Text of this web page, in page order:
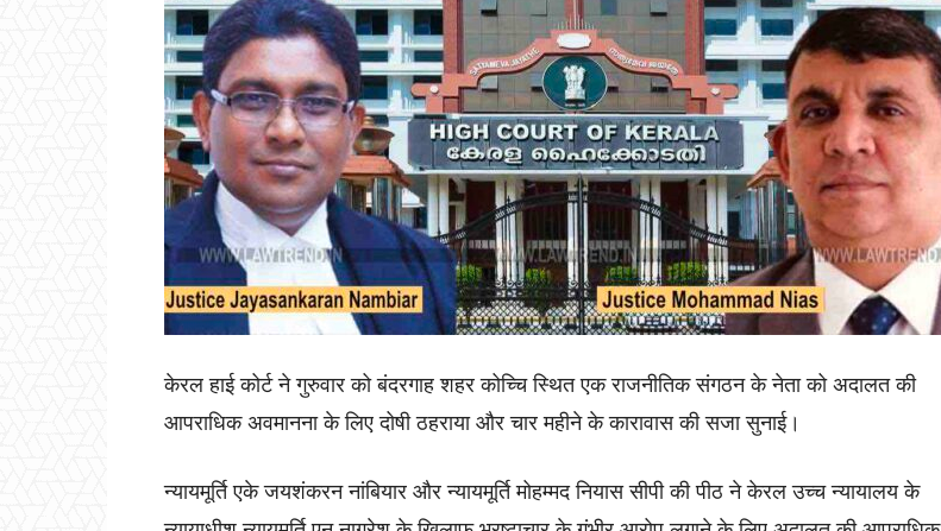
केरल हाई कोर्ट ने गुरुवार को बंदरगाह शहर कोच्चि स्थित एक राजनीतिक संगठन के नेता को अदालत की
आपराधिक अवमानना ​​के लिए दोषी ठहराया और चार महीने के कारावास की सजा सुनाई।
न्यायमूर्ति एके जयशंकरन नांबियार और न्यायमूर्ति मोहम्मद नियास सीपी की पीठ ने केरल उच्च न्यायालय के